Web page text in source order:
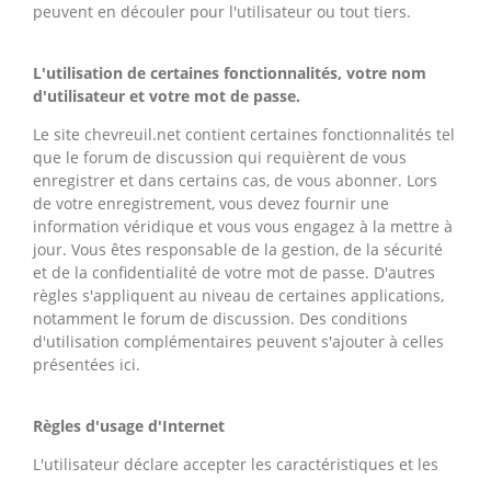
peuvent en découler pour l'utilisateur ou tout tiers.
L'utilisation de certaines fonctionnalités, votre nom
d'utilisateur et votre mot de passe.
Le site chevreuil.net contient certaines fonctionnalités tel
que le forum de discussion qui requièrent de vous
enregistrer et dans certains cas, de vous abonner. Lors
de votre enregistrement, vous devez fournir une
information véridique et vous vous engagez à la mettre à
jour. Vous êtes responsable de la gestion, de la sécurité
et de la confidentialité de votre mot de passe. D'autres
règles s'appliquent au niveau de certaines applications,
notamment le forum de discussion. Des conditions
d'utilisation complémentaires peuvent s'ajouter à celles
présentées ici.
Règles d'usage d'Internet
L'utilisateur déclare accepter les caractéristiques et les